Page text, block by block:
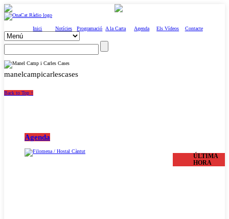
Inici Notícies Programació A la Carta Agenda Els Vídeos Contacte
manelcampicarlescases
Back to Top ↑
Agenda
ÚLTIMA
HORA